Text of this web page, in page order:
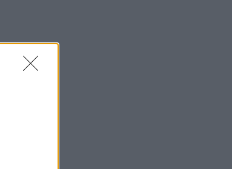
22:39
Βρετανία: Κατά συρροή δολοφόνος
καταδικάστηκε για δύο δολοφονίες